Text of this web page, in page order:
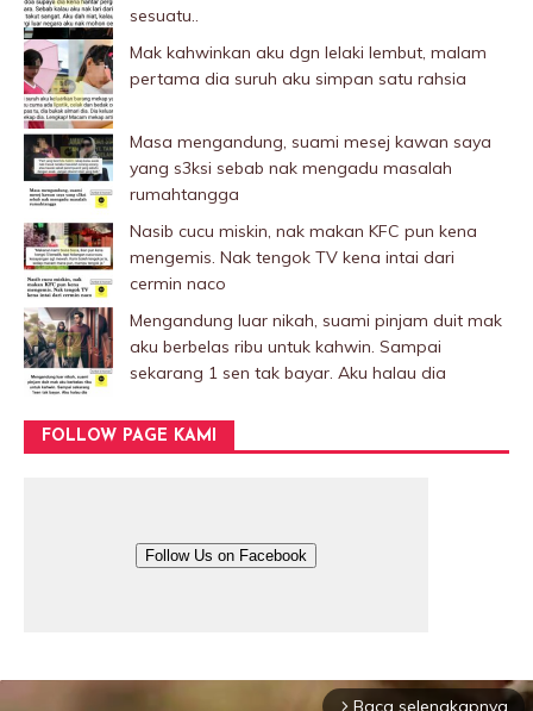
sesuatu..
Mak kahwinkan aku dgn lelaki Iembut, malam
pertama dia suruh aku simpan satu rahsia
Masa mengandung, suami mesej kawan saya
yang s3ksi sebab nak mengadu masalah
rumahtangga
Nasib cucu miskin, nak makan KFC pun kena
mengemis. Nak tengok TV kena intai dari
cermin naco
Mengandung luar nikah, suami pinjam duit mak
aku berbelas ribu untuk kahwin. Sampai
sekarang 1 sen tak bayar. Aku halau dia
FOLLOW PAGE KAMI
Follow Us on Facebook
arrow_forward_ios